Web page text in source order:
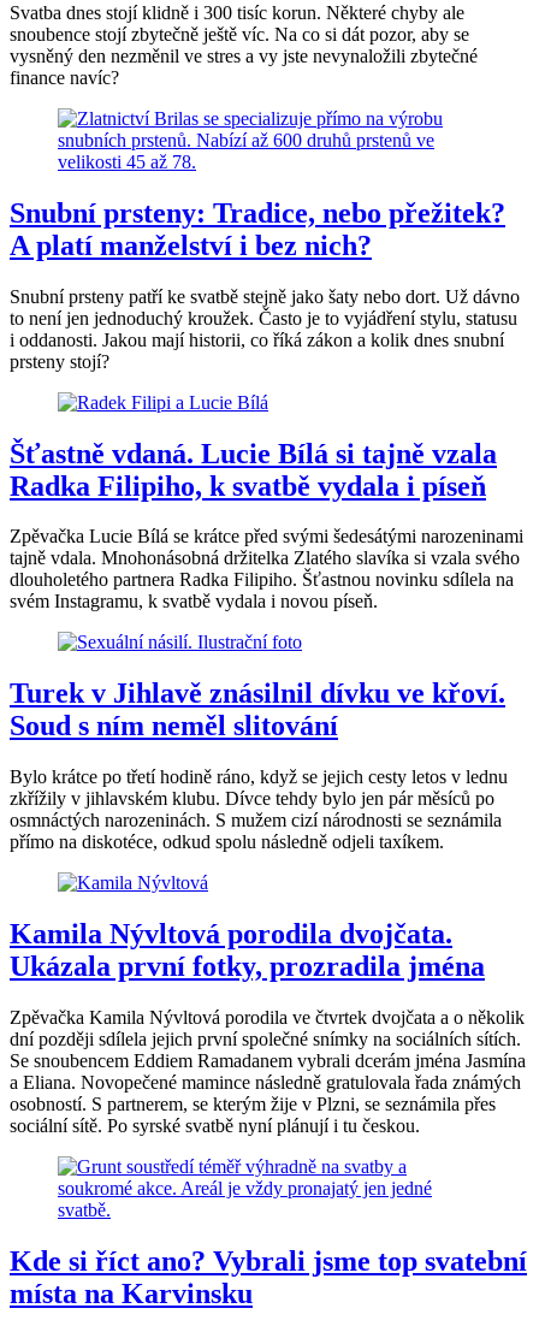
Svatba dnes stojí klidně i 300 tisíc korun. Některé chyby ale
snoubence stojí zbytečně ještě víc. Na co si dát pozor, aby se
vysněný den nezměnil ve stres a vy jste nevynaložili zbytečné
finance navíc?
Snubní prsteny: Tradice, nebo přežitek?
A platí manželství i bez nich?
Snubní prsteny patří ke svatbě stejně jako šaty nebo dort. Už dávno
to není jen jednoduchý kroužek. Často je to vyjádření stylu, statusu
i oddanosti. Jakou mají historii, co říká zákon a kolik dnes snubní
prsteny stojí?
Šťastně vdaná. Lucie Bílá si tajně vzala
Radka Filipiho, k svatbě vydala i píseň
Zpěvačka Lucie Bílá se krátce před svými šedesátými narozeninami
tajně vdala. Mnohonásobná držitelka Zlatého slavíka si vzala svého
dlouholetého partnera Radka Filipiho. Šťastnou novinku sdílela na
svém Instagramu, k svatbě vydala i novou píseň.
Turek v Jihlavě znásilnil dívku ve křoví.
Soud s ním neměl slitování
Bylo krátce po třetí hodině ráno, když se jejich cesty letos v lednu
zkřížily v jihlavském klubu. Dívce tehdy bylo jen pár měsíců po
osmnáctých narozeninách. S mužem cizí národnosti se seznámila
přímo na diskotéce, odkud spolu následně odjeli taxíkem.
Kamila Nývltová porodila dvojčata.
Ukázala první fotky, prozradila jména
Zpěvačka Kamila Nývltová porodila ve čtvrtek dvojčata a o několik
dní později sdílela jejich první společné snímky na sociálních sítích.
Se snoubencem Eddiem Ramadanem vybrali dcerám jména Jasmína
a Eliana. Novopečené mamince následně gratulovala řada známých
osobností. S partnerem, se kterým žije v Plzni, se seznámila přes
sociální sítě. Po syrské svatbě nyní plánují i tu českou.
Kde si říct ano? Vybrali jsme top svatební
místa na Karvinsku